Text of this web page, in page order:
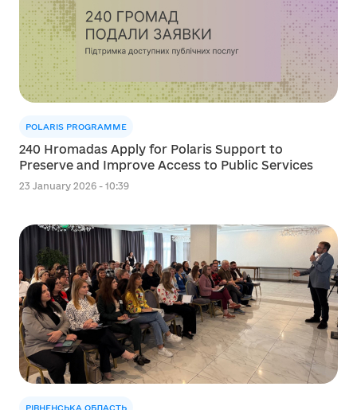
POLARIS PROGRAMME
240 Hromadas Apply for Polaris Support to
Preserve and Improve Access to Public Services
23 January 2026 - 10:39
РІВНЕНСЬКА ОБЛАСТЬ